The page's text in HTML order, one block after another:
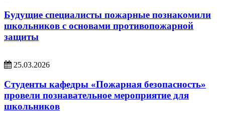
Будущие специалисты пожарные познакомили
школьников с основами противопожарной
защиты
25.03.2026
Студенты кафедры «Пожарная безопасность»
провели познавательное мероприятие для
школьников